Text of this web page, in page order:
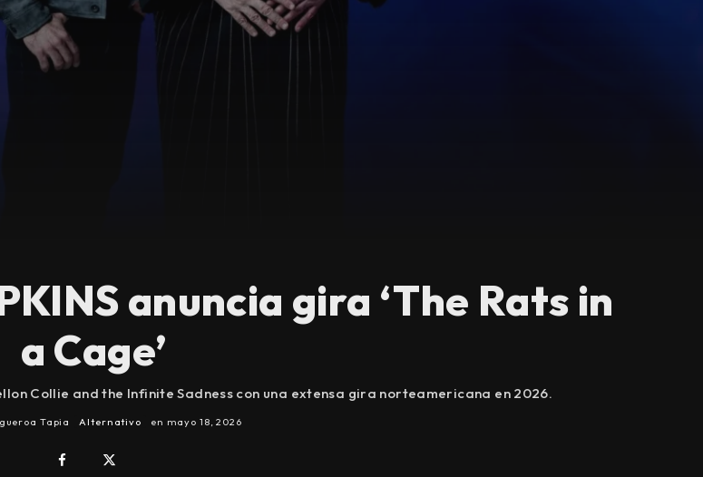
anuncia gira ‘The Rats in
a Cage’
Collie and the Infinite Sadness con una extensa gira norteamericana en 2026.
Tapia Alternativo en mayo 18, 2026